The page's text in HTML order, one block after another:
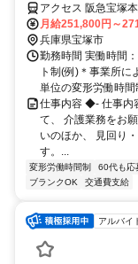
長く安定して働けます
プホームです◎
アクセス 阪急宝塚
塚線〕 中山寺南口
14分 JR宝塚線「中
月給251,800円～
兵庫県宝塚市
勤務時間 実働時間
ト制(例)＊事業所
単位の変形労働時
仕事内容 ◆- 仕事内
て、 介護業務をお
いのほか、 見回り
す。...
変形労働時間制 60代も応
ブランクOK
交通費支給
アルバイ